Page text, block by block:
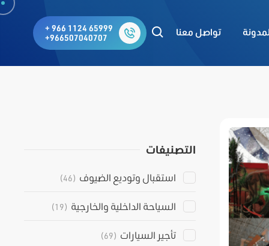
تواصل معنا
+ 966 1124 65999
+966507040707
التصنيفات
استقبال وتوديع الضيوف (46)
السياحة الداخلية والخارجية (19)
تأجير السيارات (69)